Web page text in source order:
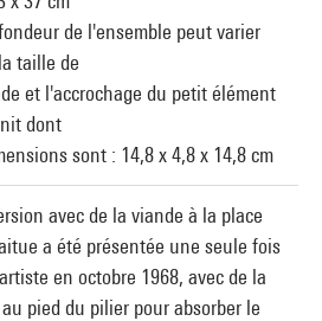
de l'ensemble peut varier
taille de
et l'accrochage du petit élément
dont
sont : 14,8 x 4,8 x 14,8 cm
avec de la viande à la place
a été présentée une seule fois
en octobre 1968, avec de la
pied du pilier pour absorber le